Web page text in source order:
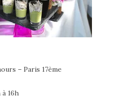
– Paris 17ème
à 16h